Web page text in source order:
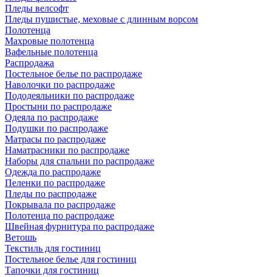
Пледы велсофт
Пледы пушистые, меховые с длинным ворсом
Полотенца
Махровые полотенца
Вафельные полотенца
Распродажа
Постельное белье по распродаже
Наволочки по распродаже
Пододеяльники по распродаже
Простыни по распродаже
Одеяла по распродаже
Подушки по распродаже
Матрасы по распродаже
Наматрасники по распродаже
Наборы для спальни по распродаже
Одежда по распродаже
Пеленки по распродаже
Пледы по распродаже
Покрывала по распродаже
Полотенца по распродаже
Швейная фурнитура по распродаже
Ветошь
Текстиль для гостиниц
Постельное белье для гостиниц
Тапочки для гостиниц